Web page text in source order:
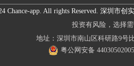
Chance-app. All rights Reserved. 深圳市
投资有风险，选择
地址：深圳市南山区科研路9号
粤公网安备